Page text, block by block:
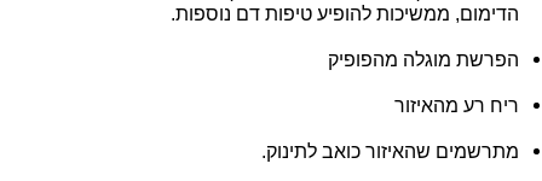
הדימום, ממשיכות להופיע טיפות דם נוספות.
הפרשת מוגלה מהפופיק
ריח רע מהאיזור
מתרשמים שהאיזור כואב לתינוק.